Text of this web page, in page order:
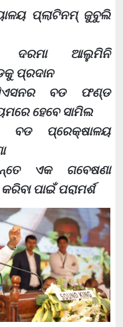
ପ୍ଲାଟିନମ୍ ଜୁବୁଲି
ଦରମା ଆଲୁମିନି
ପ୍ରଦାନ
ବଡ ଫଣ୍ଡ
ହେବେ ସାମିଲ
ବଡ ପ୍ରେକ୍ଷାଳୟ
ଏକ ଗବେଷଣା
ପାଇଁ ପରାମର୍ଶ